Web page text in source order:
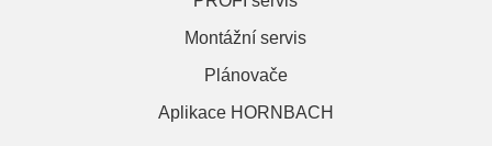
Montážní servis
Plánovače
Aplikace HORNBACH